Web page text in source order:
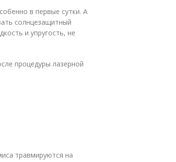
в первые сутки. А
солнцезащитный
и упругость, не
процедуры лазерной
травмируются на